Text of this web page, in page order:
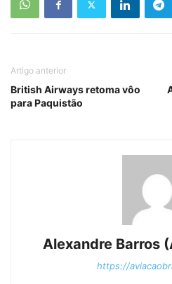
Artigo anterior
British Airways retoma vôo
para Paquistão
Alexandre Barros
https://